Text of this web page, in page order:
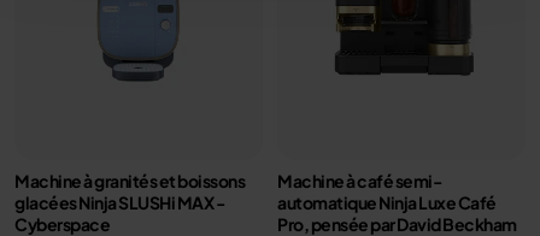
Machine à granités et boissons
glacées Ninja SLUSHi MAX -
Cyberspace
Machine à café semi-
automatique Ninja Luxe Café
Pro, pensée par David Beckham